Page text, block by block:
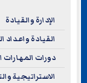
الإدارة والقيادة
القيادة واعداد
دورات المهارات
الاستراتيجية